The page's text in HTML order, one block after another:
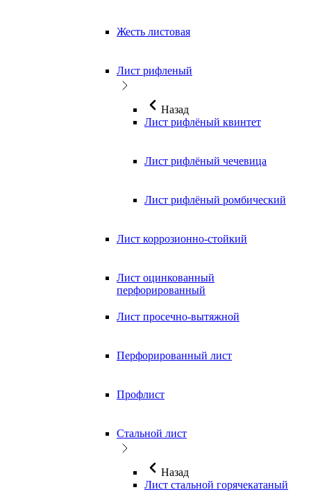
Жесть листовая
Лист рифленый
Назад
Лист рифлёный квинтет
Лист рифлёный чечевица
Лист рифлёный ромбический
Лист коррозионно-стойкий
Лист оцинкованный
перфорированный
Лист просечно-вытяжной
Перфорированный лист
Профлист
Стальной лист
Назад
Лист стальной горячекатаный